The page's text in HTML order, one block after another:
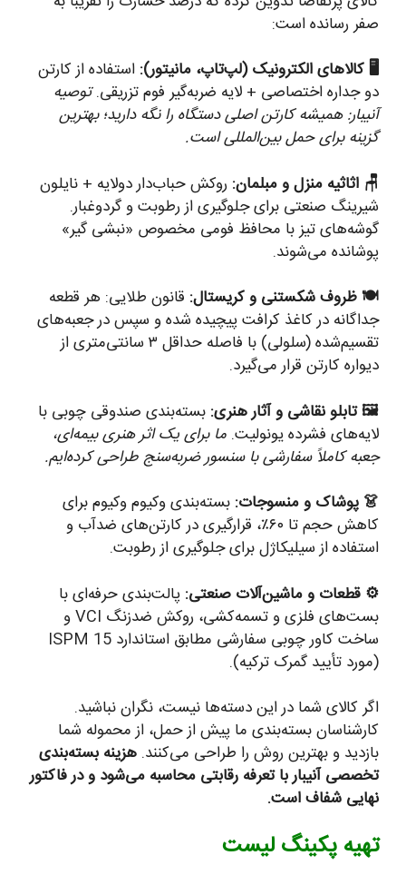
صفر رسانده است:
🖥️ کالاهای الکترونیک (لپ‌تاپ، مانیتور): استفاده از کارتن
دو جداره اختصاصی + لایه ضربه‌گیر فوم تزریقی.توصیه
آنیبار: همیشه کارتن اصلی دستگاه را نگه دارید؛ بهترین
گزینه برای حمل بین‌المللی است.
🪑 اثاثیه منزل و مبلمان: روکش حباب‌دار دولایه + نایلون
شیرینگ صنعتی برای جلوگیری از رطوبت و گردوغبار.
گوشه‌های تیز با محافظ فومی مخصوص «نبشی گیر»
پوشانده می‌شوند.
🍽️ ظروف شکستنی و کریستال: قانون طلایی: هر قطعه
جداگانه در کاغذ کرافت پیچیده شده و سپس در جعبه‌های
تقسیم‌شده (سلولی) با فاصله حداقل ۳ سانتی‌متری از
دیواره کارتن قرار می‌گیرد.
🖼️ تابلو نقاشی و آثار هنری: بسته‌بندی صندوقی چوبی با
لایه‌های فشرده یونولیت. ما برای یک اثر هنری بیمه‌ای،
جعبه کاملاً سفارشی با سنسور ضربه‌سنج طراحی کرده‌ایم.
👗 پوشاک و منسوجات: بسته‌بندی وکیوم وکیوم برای
کاهش حجم تا ۶۰٪، قرارگیری در کارتن‌های ضدآب و
استفاده از سیلیکاژل برای جلوگیری از رطوبت.
⚙️ قطعات و ماشین‌آلات صنعتی: پالت‌بندی حرفه‌ای با
بست‌های فلزی و تسمه‌کشی، روکش ضدزنگ VCI و
ساخت کاور چوبی سفارشی مطابق استاندارد ISPM 15
(مورد تأیید گمرک ترکیه).
اگر کالای شما در این دسته‌ها نیست، نگران نباشید.
کارشناسان بسته‌بندی ما پیش از حمل، از محموله شما
بازدید و بهترین روش را طراحی می‌کنند. هزینه بسته‌بندی
تخصصی آنیبار با تعرفه رقابتی محاسبه می‌شود و در فاکتور
نهایی شفاف است.
تهیه پکینگ لیست